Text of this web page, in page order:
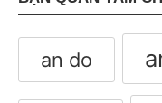
an do